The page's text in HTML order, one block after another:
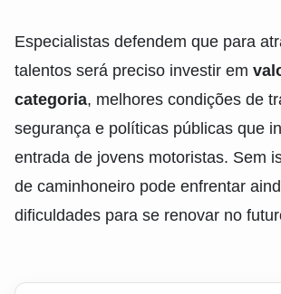
Especialistas defendem que para
talentos será preciso investir em
categoria, melhores condições de
segurança e políticas públicas que
entrada de jovens motoristas. Sem
de caminhoneiro pode enfrentar
dificuldades para se renovar no